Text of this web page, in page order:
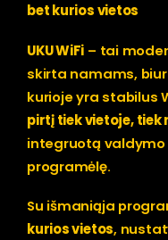
bet kurios vietos
UKU WiFi – tai
skirta namams,
kurioje yra stabilus
pirtį tiek vietoje,
integruotą valdymo
programėlę.
Su išmaniąja
kurios vietos,